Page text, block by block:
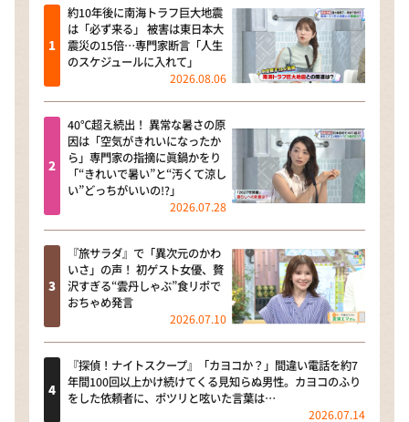
約10年後に南海トラフ巨大地震
は「必ず来る」 被害は東日本大
震災の15倍…専門家断言「人生
のスケジュールに入れて」
2026.08.06
40℃超え続出！ 異常な暑さの原
因は「空気がきれいになったか
ら」専門家の指摘に眞鍋かをり
「“きれいで暑い”と“汚くて涼し
い”どっちがいいの!?」
2026.07.28
『旅サラダ』で「異次元のかわ
いさ」の声！ 初ゲスト女優、贅
沢すぎる“雲丹しゃぶ”食リポで
おちゃめ発言
2026.07.10
『探偵！ナイトスクープ』「カヨコか？」間違い電話を約7
年間100回以上かけ続けてくる見知らぬ男性。カヨコのふり
をした依頼者に、ポツリと呟いた言葉は…
2026.07.14